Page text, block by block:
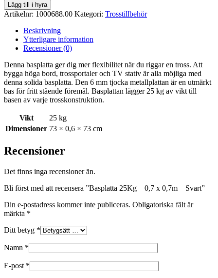
Lägg till i hyra
Artikelnr: 1000688.00 Kategori: Trosstillbehör
Beskrivning
Ytterligare information
Recensioner (0)
Denna basplatta ger dig mer flexibilitet när du riggar en tross. Att
bygga höga bord, trossportaler och TV stativ är alla möjliga med
denna solida basplatta. Den 6 mm tjocka metallplattan är en utmärkt
bas för fritt stående föremål. Basplattan lägger 25 kg av vikt till
basen av varje trosskonstruktion.
Vikt
25 kg
Dimensioner 73 × 0,6 × 73 cm
Recensioner
Det finns inga recensioner än.
Bli först med att recensera ”Basplatta 25Kg – 0,7 x 0,7m – Svart”
Din e-postadress kommer inte publiceras. Obligatoriska fält är
märkta *
Ditt betyg *
Namn *
E-post *